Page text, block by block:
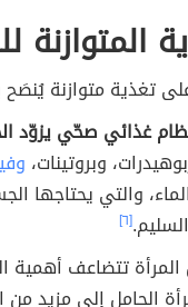
المتوازنة
تغذية متوازنة يُنصَح
غذائي صحّي يزوّد
وبروتينات،
والتي يحتاجها
[٦]
تتضاعف أهمية
الحامل إلى مزيد من